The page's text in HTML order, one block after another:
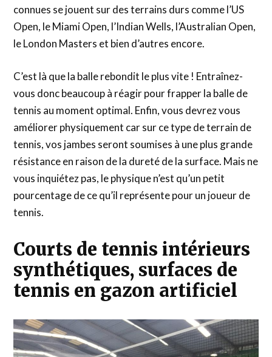
connues se jouent sur des terrains durs comme l’US
Open, le Miami Open, l’Indian Wells, l’Australian Open,
le London Masters et bien d’autres encore.
C’est là que la balle rebondit le plus vite ! Entraînez-
vous donc beaucoup à réagir pour frapper la balle de
tennis au moment optimal. Enfin, vous devrez vous
améliorer physiquement car sur ce type de terrain de
tennis, vos jambes seront soumises à une plus grande
résistance en raison de la dureté de la surface. Mais ne
vous inquiétez pas, le physique n’est qu’un petit
pourcentage de ce qu’il représente pour un joueur de
tennis.
Courts de tennis intérieurs
synthétiques, surfaces de
tennis en gazon artificiel